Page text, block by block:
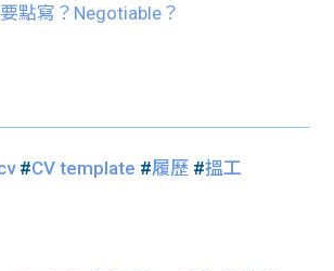
點寫？Negotiable？
#CV template #履歷 #搵工